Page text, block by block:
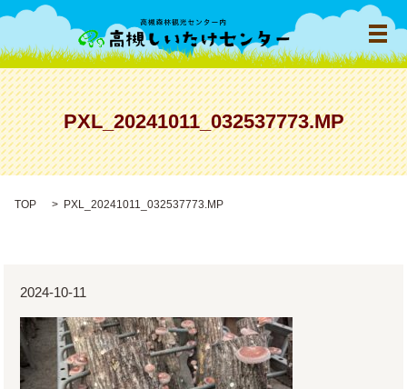
メ
PXL_20241011_032537773.MP
TOP PXL_20241011_032537773.MP
2024-10-11